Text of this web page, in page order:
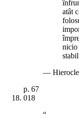
atât
nicio
—
p. 67
018
“